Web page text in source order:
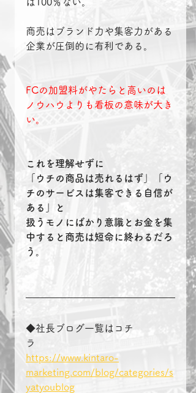
商売はブランド力や集客力がある
企業が圧倒的に有利である。
FCの加盟料がやたらと高いのは
ノウハウよりも看板の意味が大き
い。
これを理解せずに
「ウチの商品は売れるはず」「ウ
チのサービスは集客できる自信が
ある」と
扱うモノにばかり意識とお金を集
中すると商売は短命に終わるだろ
う。
◆社長ブログ一覧はコチ
ラ
https://www.kintaro-
marketing.com/blog/categories/s
yatyoublog